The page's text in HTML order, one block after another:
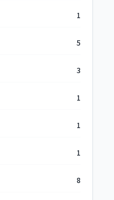
1
5
3
1
1
1
8